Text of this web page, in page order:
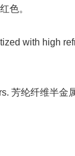
色。
with high
芳纶纤维半金